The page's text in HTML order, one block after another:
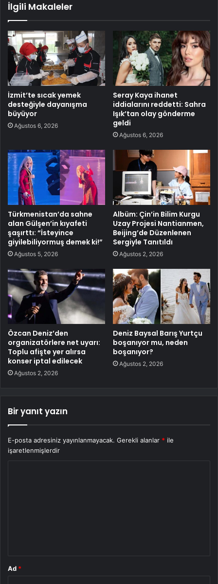
İlgili Makaleler
İzmit’te sıcak yemek
desteğiyle dayanışma
büyüyor
Ağustos 6, 2026
Seray Kaya ihanet
iddialarını reddetti: Sahra
Işık’tan olay gönderme
geldi
Ağustos 6, 2026
Türkmenistan’da sahne
alan Gülşen’in kıyafeti
şaşırttı: “İsteyince
giyilebiliyormuş demek ki!”
Ağustos 5, 2026
Albüm: Çin’in Bilim Kurgu
Uzay Projesi Nantianmen,
Beijing’de Düzenlenen
Sergiyle Tanıtıldı
Ağustos 2, 2026
Özcan Deniz’den
organizatörlere net uyarı:
Toplu afişte yer alırsa
konser iptal edilecek
Ağustos 2, 2026
Deniz Baysal Barış Yurtçu
boşanıyor mu, neden
boşanıyor?
Ağustos 2, 2026
Bir yanıt yazın
E-posta adresiniz yayınlanmayacak. Gerekli alanlar * ile
işaretlenmişlerdir
Ad *